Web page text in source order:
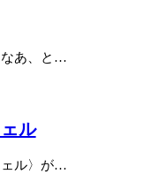
なあ、と…
ル
ェル〉が…